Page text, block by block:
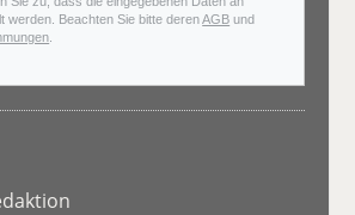
werden. Beachten Sie bitte derenAGB und